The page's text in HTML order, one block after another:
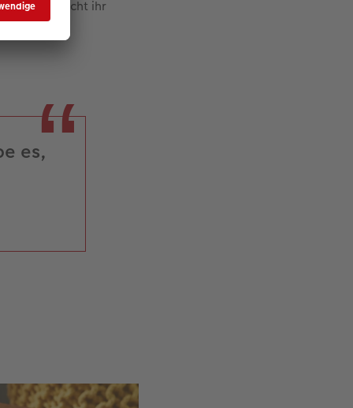
es macht ihr
es,